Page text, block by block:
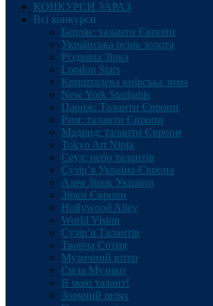
КОНКУРСИ ЗАРАЗ
Всі конкурси
Берлін: таланти Європи
Українська осінь золота
Різдвяна Зірка
London Stars
Кришталева київська зима
New York Starlights
Париж: Таланти Європи
Рим: таланти Європи
Мадрид: таланти Європи
Tokyo Art Ninja
Сеул: небо талантів
Сузір’я Україна-Європа
Алея Зірок України
Зірки Європи
Hollywood Alley
World Vision
Сузір’я Талантів
Творча Сотня
Музичний вітер
Сила Музики
Я маю талант!
Зоряний шлях